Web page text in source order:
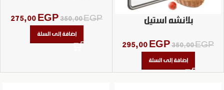
بلانشه استيل
350,00EGP
295,00 EGP
إضافة إلى السلة
350,00EGP
275,00 EGP
إضافة إلى السلة